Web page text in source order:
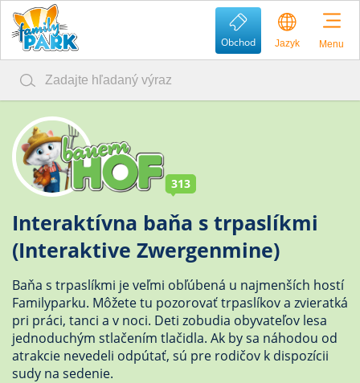
Obchod Jazyk Menu
313
Interaktívna baňa s trpaslíkmi
(Interaktive Zwergenmine)
Baňa s trpaslíkmi je veľmi obľúbená u najmenších hostí
Familyparku. Môžete tu pozorovať trpaslíkov a zvieratká
pri práci, tanci a v noci. Deti zobudia obyvateľov lesa
jednoduchým stlačením tlačidla. Ak by sa náhodou od
atrakcie nevedeli odpútať, sú pre rodičov k dispozícii
sudy na sedenie.